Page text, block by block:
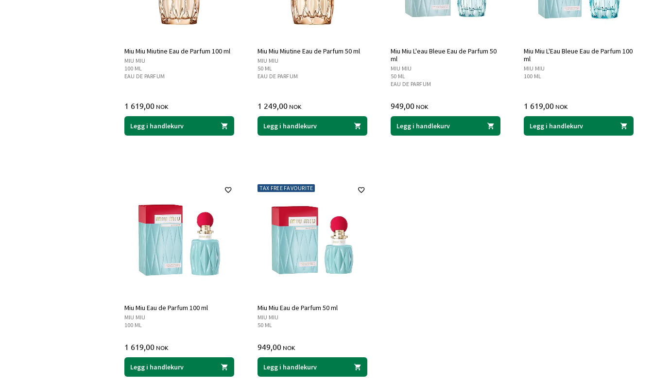
Miu Miu Miutine Eau de Parfum 100 ml
MIU MIU
100 ML
EAU DE PARFUM
1 619,00 NOK
Legg i handlekurv
Miu Miu Miutine Eau de Parfum 50 ml
MIU MIU
50 ML
EAU DE PARFUM
1 249,00 NOK
Legg i handlekurv
Miu Miu L'eau Bleue Eau de Parfum 50
ml
MIU MIU
50 ML
EAU DE PARFUM
949,00 NOK
Legg i handlekurv
Miu Miu L'Eau Bleue Eau de Parfum 100
ml
MIU MIU
100 ML
1 619,00 NOK
Legg i handlekurv
Miu Miu Eau de Parfum 100 ml
MIU MIU
100 ML
1 619,00 NOK
Legg i handlekurv
Miu Miu Eau de Parfum 50 ml
TAX FREE FAVOURITE
MIU MIU
50 ML
949,00 NOK
Legg i handlekurv